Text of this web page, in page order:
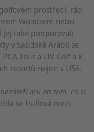
prostředí, rád
Woodsem nebo
jej také podporovali
v Saúdské Arábii se
Tour a LIV Golf a k
resortů nejen v USA.
mu na tom, co si
se Hullová mezi